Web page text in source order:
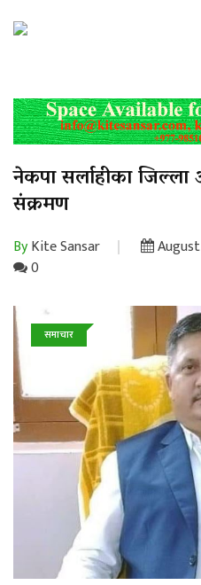
नेकपा सर्लाहीका जिल्ला
संक्रमण
ByKite Sansar
0
समाचार